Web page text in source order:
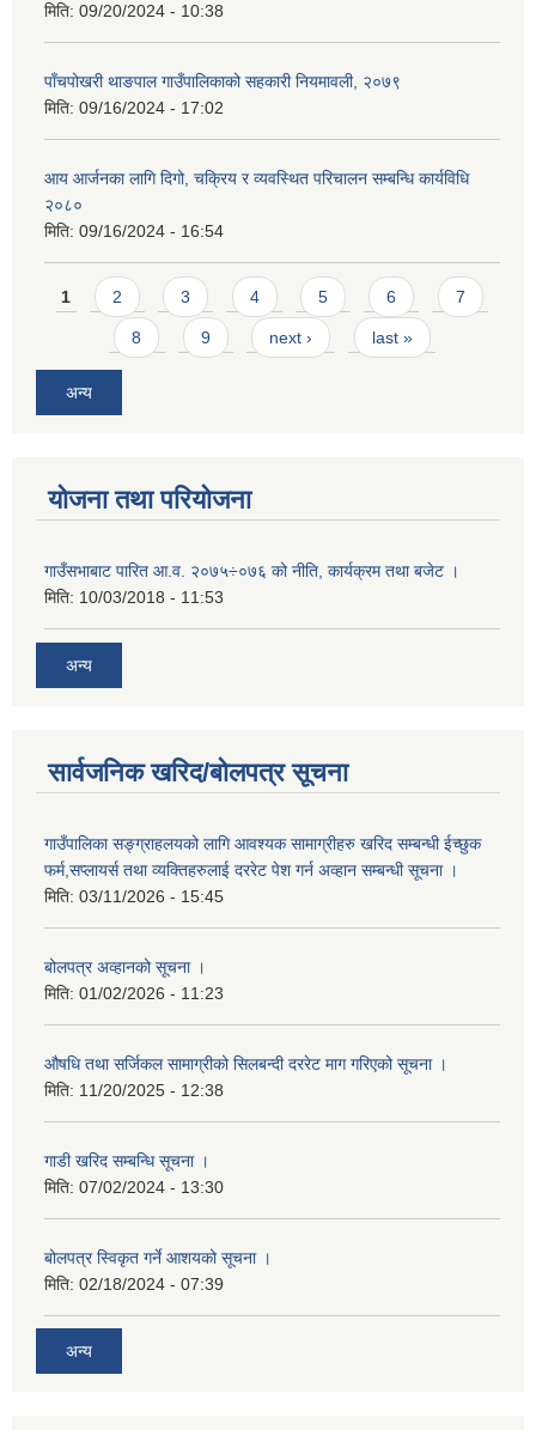
मिति: 09/20/2024 - 10:38
पाँचपोखरी थाङपाल गाउँपालिकाको सहकारी नियमावली, २०७९
मिति: 09/16/2024 - 17:02
आय आर्जनका लागि दिगो, चक्रिय र व्यवस्थित परिचालन सम्बन्धि कार्यविधि
२०८०
मिति: 09/16/2024 - 16:54
Pages
1 2 3 4 5 6 7
8 9 next › last »
अन्य
योजना तथा परियोजना
गाउँसभाबाट पारित आ.व. २०७५÷०७६ को नीति, कार्यक्रम तथा बजेट ।
मिति: 10/03/2018 - 11:53
अन्य
सार्वजनिक खरिद/बोलपत्र सूचना
गाउँपालिका सङ्ग्राहलयको लागि आवश्यक सामाग्रीहरु खरिद सम्बन्धी ईच्छुक
फर्म,सप्लायर्स तथा व्यक्तिहरुलाई दररेट पेश गर्न अव्हान सम्बन्धी सूचना ।
मिति: 03/11/2026 - 15:45
बोलपत्र अव्हानको सूचना ।
मिति: 01/02/2026 - 11:23
औषधि तथा सर्जिकल सामाग्रीको सिलबन्दी दररेट माग गरिएको सूचना ।
मिति: 11/20/2025 - 12:38
गाडी खरिद सम्बन्धि सूचना ।
मिति: 07/02/2024 - 13:30
बोलपत्र स्विकृत गर्ने आशयको सूचना ।
मिति: 02/18/2024 - 07:39
अन्य